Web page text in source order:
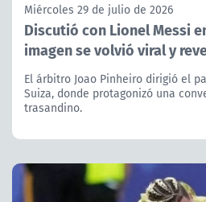
Miércoles 29 de julio de 2026
Discutió con Lionel Messi
imagen se volvió viral y
El árbitro Joao Pinheiro dirigió el
Suiza, donde protagonizó una
trasandino.